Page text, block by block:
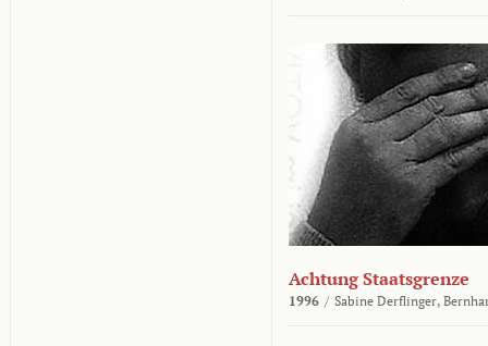
Achtung Staatsgrenze
1996 / Sabine Derflinger,